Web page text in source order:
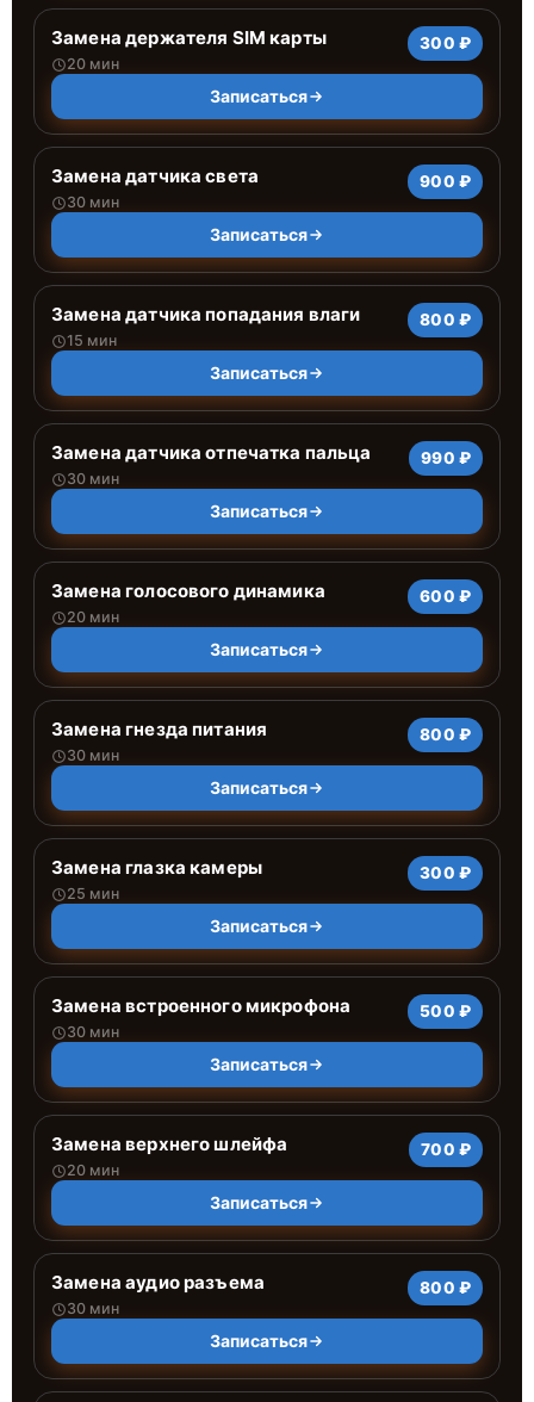
Замена держателя SIM карты
20 мин
300 ₽
Записаться
Замена датчика света
30 мин
900 ₽
Записаться
Замена датчика попадания влаги
15 мин
800 ₽
Записаться
Замена датчика отпечатка пальца
30 мин
990 ₽
Записаться
Замена голосового динамика
20 мин
600 ₽
Записаться
Замена гнезда питания
30 мин
800 ₽
Записаться
Замена глазка камеры
25 мин
300 ₽
Записаться
Замена встроенного микрофона
30 мин
500 ₽
Записаться
Замена верхнего шлейфа
20 мин
700 ₽
Записаться
Замена аудио разъема
30 мин
800 ₽
Записаться